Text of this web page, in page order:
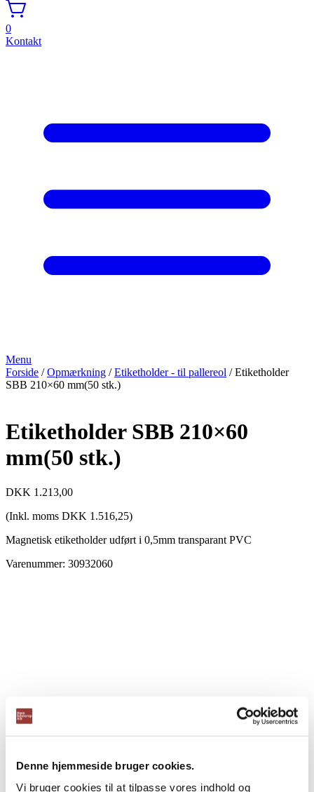
Denne hjemmeside bruger cookies.
Vi bruger cookies til at tilpasse vores indhold og
0
Kontakt
Menu
Forside /Opmærkning /Etiketholder - til pallereol / Etiketholder
SBB 210×60 mm(50 stk.)
Etiketholder SBB 210×60
mm(50 stk.)
DKK 1.213,00
(Inkl. moms DKK 1.516,25)
Magnetisk etiketholder udført i 0,5mm transparant PVC
Varenummer: 30932060